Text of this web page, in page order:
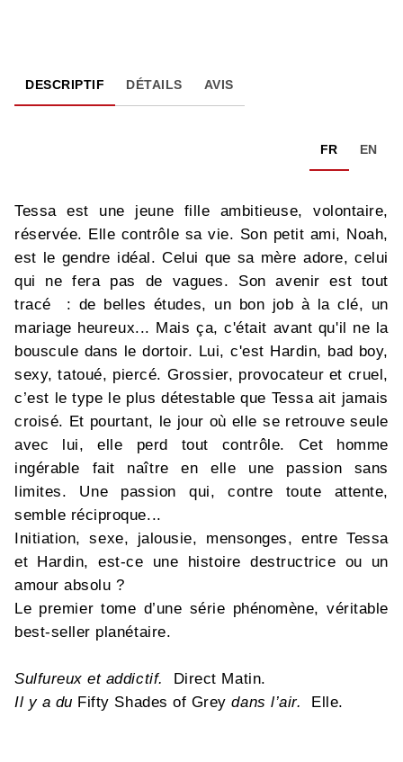
DESCRIPTIF DÉTAILS AVIS
FR EN
Tessa est une jeune fille ambitieuse, volontaire,
réservée. Elle contrôle sa vie. Son petit ami, Noah,
est le gendre idéal. Celui que sa mère adore, celui
qui ne fera pas de vagues. Son avenir est tout
tracé : de belles études, un bon job à la clé, un
mariage heureux... Mais ça, c'était avant qu'il ne la
bouscule dans le dortoir. Lui, c'est Hardin, bad boy,
sexy, tatoué, piercé. Grossier, provocateur et cruel,
c’est le type le plus détestable que Tessa ait jamais
croisé. Et pourtant, le jour où elle se retrouve seule
avec lui, elle perd tout contrôle. Cet homme
ingérable fait naître en elle une passion sans
limites. Une passion qui, contre toute attente,
semble réciproque...
Initiation, sexe, jalousie, mensonges, entre Tessa
et Hardin, est-ce une histoire destructrice ou un
amour absolu ?
Le premier tome d’une série phénomène, véritable
best-seller planétaire.
Sulfureux et addictif.
Direct Matin.
Il y a du Fifty Shades of Grey dans l’air. Elle.